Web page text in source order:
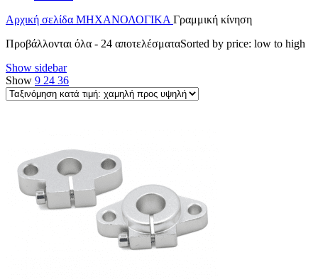
Αρχική σελίδα ΜΗΧΑΝΟΛΟΓΙΚΑ Γραμμική κίνηση
Προβάλλονται όλα - 24 αποτελέσματαSorted by price: low to high
Show sidebar
Show 9 24 36